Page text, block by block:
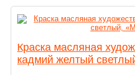
Краска масляная
кадмий желтый